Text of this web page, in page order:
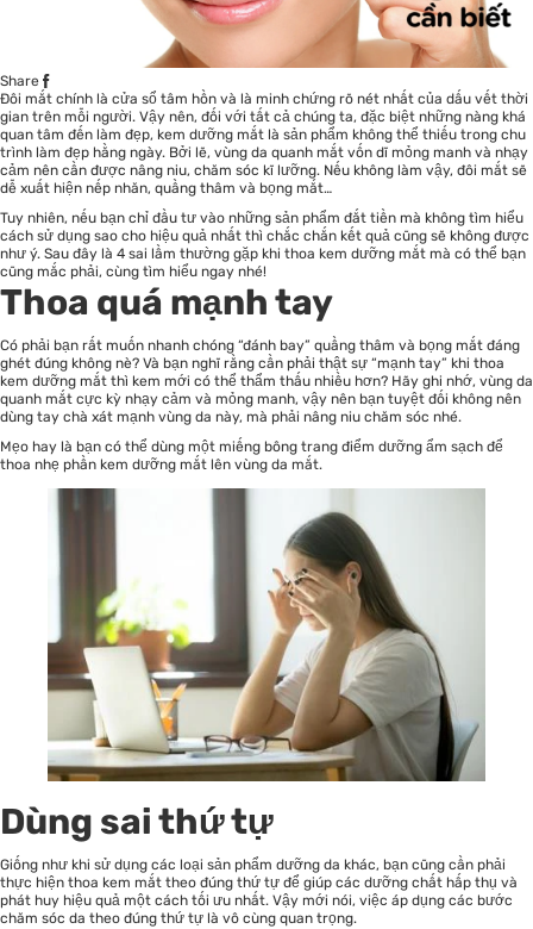
Share
Đôi mắt chính là cửa sổ tâm hồn và là minh chứng rõ nét nhất của dấu vết thời
gian trên mỗi người. Vậy nên, đối với tất cả chúng ta, đặc biệt những nàng khá
quan tâm đến làm đẹp, kem dưỡng mắt là sản phẩm không thể thiếu trong chu
trình làm đẹp hằng ngày. Bởi lẽ, vùng da quanh mắt vốn dĩ mỏng manh và nhạy
cảm nên cần được nâng niu, chăm sóc kĩ lưỡng. Nếu không làm vậy, đôi mắt sẽ
dễ xuất hiện nếp nhăn, quầng thâm và bọng mắt…
Tuy nhiên, nếu bạn chỉ đầu tư vào những sản phẩm đắt tiền mà không tìm hiểu
cách sử dụng sao cho hiệu quả nhất thì chắc chắn kết quả cũng sẽ không được
như ý. Sau đây là 4 sai lầm thường gặp khi thoa kem dưỡng mắt mà có thể bạn
cũng mắc phải, cùng tìm hiểu ngay nhé!
Thoa quá mạnh tay
Có phải bạn rất muốn nhanh chóng “đánh bay” quầng thâm và bọng mắt đáng
ghét đúng không nè? Và bạn nghĩ rằng cần phải thật sự “mạnh tay” khi thoa
kem dưỡng mắt thì kem mới có thể thẩm thấu nhiều hơn? Hãy ghi nhớ, vùng da
quanh mắt cực kỳ nhạy cảm và mỏng manh, vậy nên bạn tuyệt đối không nên
dùng tay chà xát mạnh vùng da này, mà phải nâng niu chăm sóc nhé.
Mẹo hay là bạn có thể dùng một miếng bông trang điểm dưỡng ẩm sạch để
thoa nhẹ phần kem dưỡng mắt lên vùng da mắt.
Dùng sai thứ tự
Giống như khi sử dụng các loại sản phẩm dưỡng da khác, bạn cũng cần phải
thực hiện thoa kem mắt theo đúng thứ tự để giúp các dưỡng chất hấp thụ và
phát huy hiệu quả một cách tối ưu nhất. Vậy mới nói, việc áp dụng các bước
chăm sóc da theo đúng thứ tự là vô cùng quan trọng.